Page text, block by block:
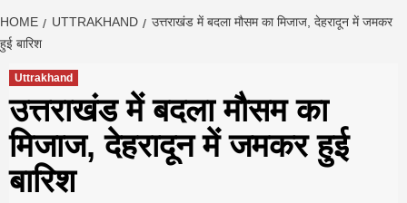
HOME UTTRAKHAND
उत्तराखंड में बदला मौसम का मिजाज, देहरादून में जमकर
हुई बारिश
Uttrakhand
उत्तराखंड में बदला मौसम का
मिजाज, देहरादून में जमकर हुई
बारिश